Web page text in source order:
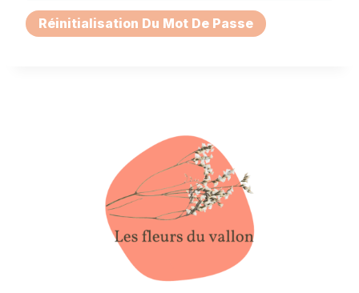
l
i
o
i
r
Réinitialisation Du Mot De Passe